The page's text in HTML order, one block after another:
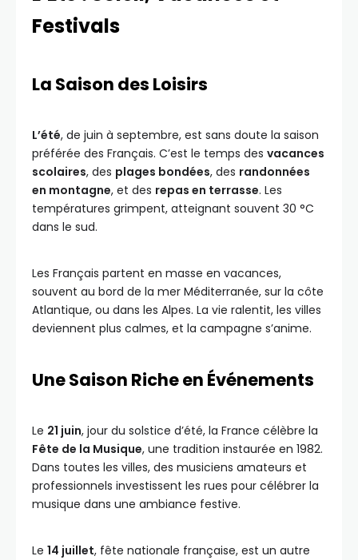
Festivals
La Saison des Loisirs
L’été, de juin à septembre, est sans doute la saison
préférée des Français. C’est le temps des vacances
scolaires, des plages bondées, des randonnées
en montagne, et des repas en terrasse. Les
températures grimpent, atteignant souvent 30 °C
dans le sud.
Les Français partent en masse en vacances,
souvent au bord de la mer Méditerranée, sur la côte
Atlantique, ou dans les Alpes. La vie ralentit, les villes
deviennent plus calmes, et la campagne s’anime.
Une Saison Riche en Événements
Le 21 juin, jour du solstice d’été, la France célèbre la
Fête de la Musique, une tradition instaurée en 1982.
Dans toutes les villes, des musiciens amateurs et
professionnels investissent les rues pour célébrer la
musique dans une ambiance festive.
Le 14 juillet, fête nationale française, est un autre